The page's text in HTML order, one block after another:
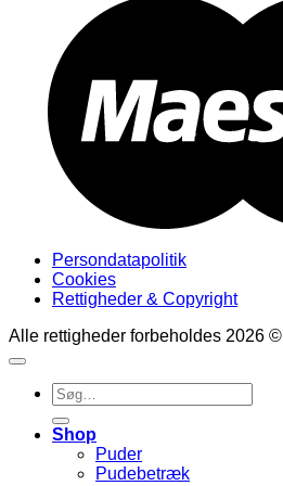
Persondatapolitik
Cookies
Rettigheder & Copyright
Alle rettigheder forbeholdes 2026 ©
Søg
efter:
Shop
Puder
Pudebetræk